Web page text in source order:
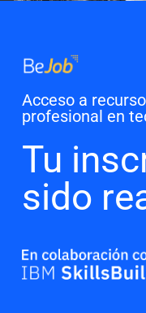
Acceso a
profesional en
Tu
sido